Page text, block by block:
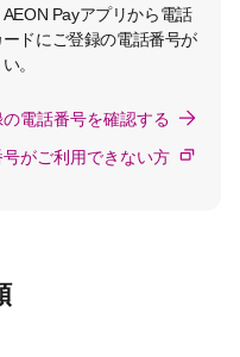
Payアプリから電話
ドにご登録の電話番号が
。
の電話番号を確認する
がご利用できない方